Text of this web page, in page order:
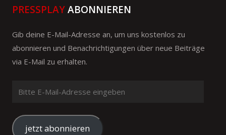
PRESSPLAYABONNIEREN
Gib deine E-Mail-Adresse an, um uns kostenlos zu
abonnieren und Benachrichtigungen über neue Beiträge
via E-Mail zu erhalten.
Mail-
Adressejetzt abonnieren